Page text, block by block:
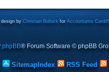
by Christian Bullock for Accountants Cardiff
phpBB® Forum Software © phpBB
SitemapIndex RSS Feed